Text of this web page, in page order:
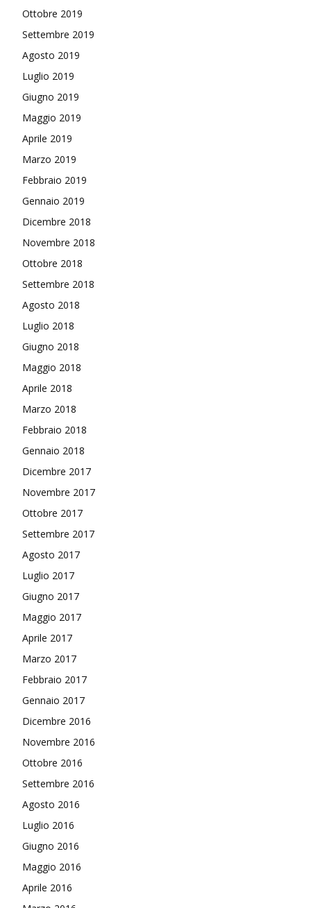
Ottobre 2019
Settembre 2019
Agosto 2019
Luglio 2019
Giugno 2019
Maggio 2019
Aprile 2019
Marzo 2019
Febbraio 2019
Gennaio 2019
Dicembre 2018
Novembre 2018
Ottobre 2018
Settembre 2018
Agosto 2018
Luglio 2018
Giugno 2018
Maggio 2018
Aprile 2018
Marzo 2018
Febbraio 2018
Gennaio 2018
Dicembre 2017
Novembre 2017
Ottobre 2017
Settembre 2017
Agosto 2017
Luglio 2017
Giugno 2017
Maggio 2017
Aprile 2017
Marzo 2017
Febbraio 2017
Gennaio 2017
Dicembre 2016
Novembre 2016
Ottobre 2016
Settembre 2016
Agosto 2016
Luglio 2016
Giugno 2016
Maggio 2016
Aprile 2016